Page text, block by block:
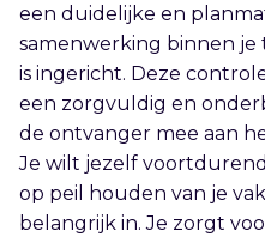
een duidelijke en
samenwerking binnen
is ingericht. Deze
een zorgvuldig en
de ontvanger mee aan
Je wilt jezelf
op peil houden van je
belangrijk in. Je zorgt